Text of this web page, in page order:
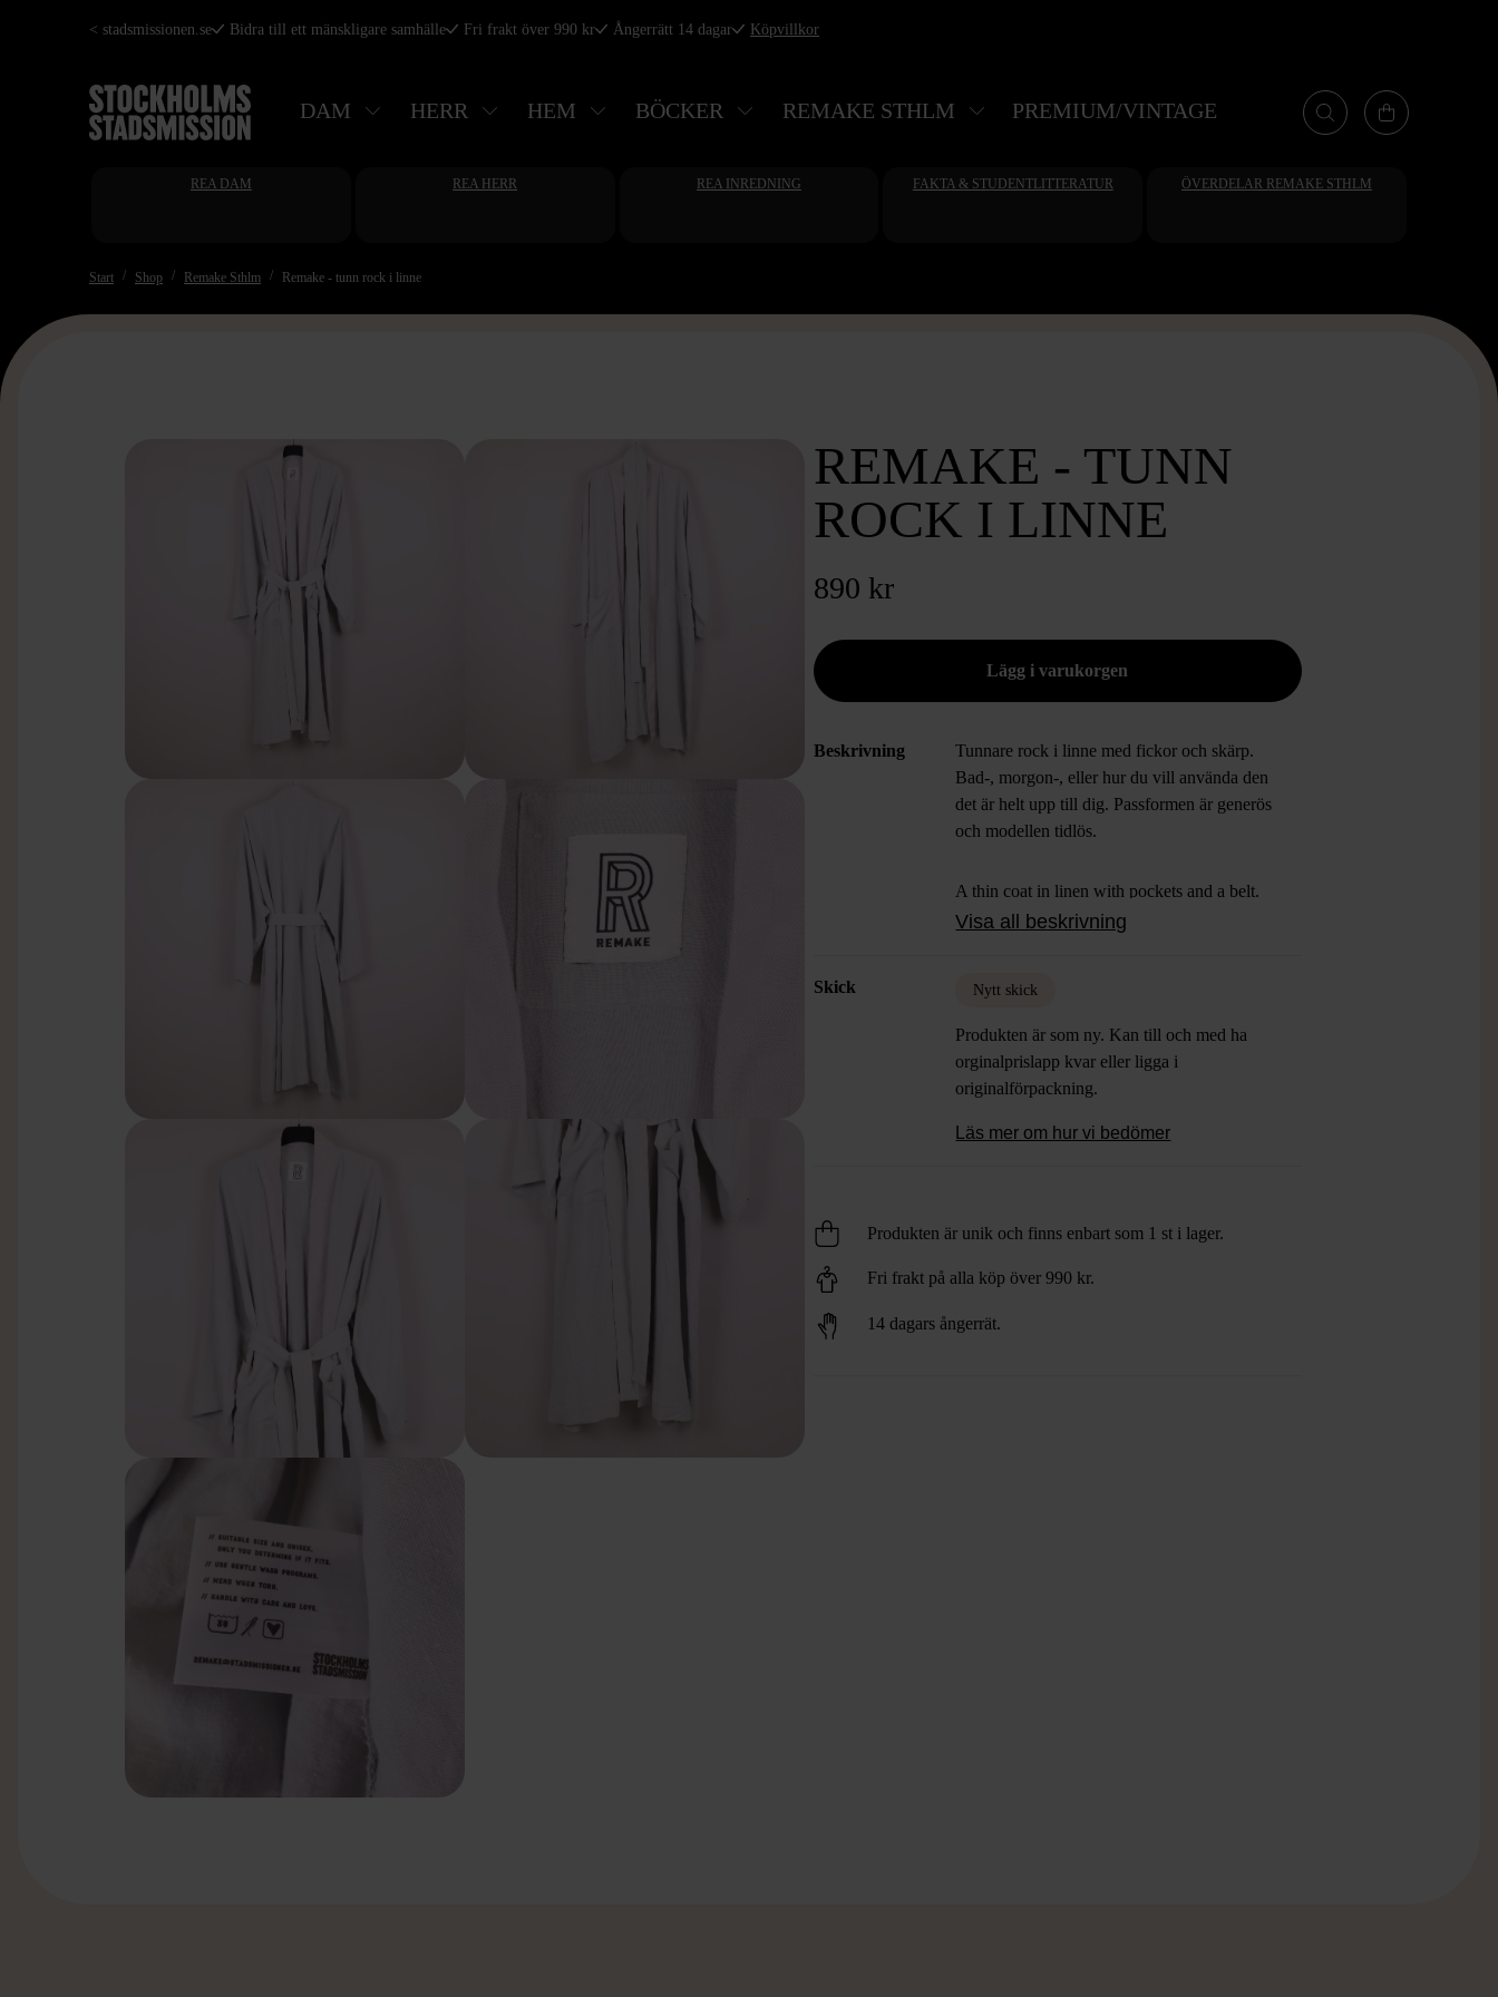
Hoppa
huvudinnehåll
< stadsmissionen.se Bidra till ett mänskligare samhälle Fri frakt över 990 kr Ångerrätt 14 dagar Köpvillkor
DAM HERR HEM BÖCKER REMAKE STHLM PREMIUM/VINTAGE
REA DAM REA HERR REA INREDNING FAKTA & STUDENTLITTERATUR ÖVERDELAR REMAKE STHLM
Start Shop Remake Sthlm Remake - tunn rock i linne
REMAKE - TUNN
ROCK I LINNE
890 kr
Beskrivning
Tunnare rock i linne med fickor och skärp.
Bad-, morgon-, eller hur du vill använda den
det är helt upp till dig. Passformen är generös
och modellen tidlös.
A thin coat in linen with pockets and a belt.
Wear it as a dressing gown, bathrobe or how
Visa all beskrivning
Skick Nytt skick
Produkten är som ny. Kan till och med ha
orginalprislapp kvar eller ligga i
originalförpackning.
Läs mer om hur vi bedömer
Produkten är unik och finns enbart som 1 st i lager.
Fri frakt på alla köp över 990 kr.
14 dagars ångerrät.